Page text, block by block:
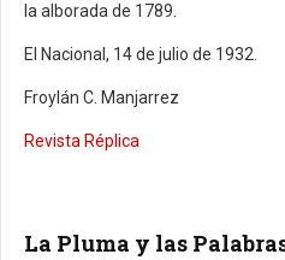
la alborada de 1789.
El Nacional, 14 de julio de 1932.
Froylán C. Manjarrez
Revista Réplica
La Pluma y las